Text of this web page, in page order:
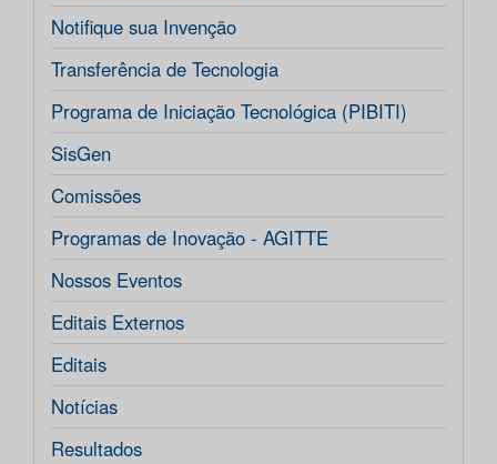
Notifique sua Invenção
Transferência de Tecnologia
Programa de Iniciação Tecnológica (PIBITI)
SisGen
Comissões
Programas de Inovação - AGITTE
Nossos Eventos
Editais Externos
Editais
Notícias
Resultados